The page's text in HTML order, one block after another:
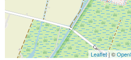
Leaflet| ©